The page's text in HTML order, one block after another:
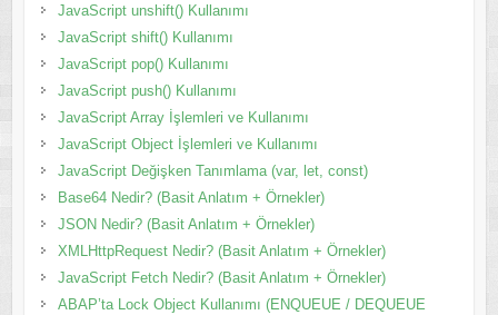
JavaScript unshift() Kullanımı
JavaScript shift() Kullanımı
JavaScript pop() Kullanımı
JavaScript push() Kullanımı
JavaScript Array İşlemleri ve Kullanımı
JavaScript Object İşlemleri ve Kullanımı
JavaScript Değişken Tanımlama (var, let, const)
Base64 Nedir? (Basit Anlatım + Örnekler)
JSON Nedir? (Basit Anlatım + Örnekler)
XMLHttpRequest Nedir? (Basit Anlatım + Örnekler)
JavaScript Fetch Nedir? (Basit Anlatım + Örnekler)
ABAP’ta Lock Object Kullanımı (ENQUEUE / DEQUEUE